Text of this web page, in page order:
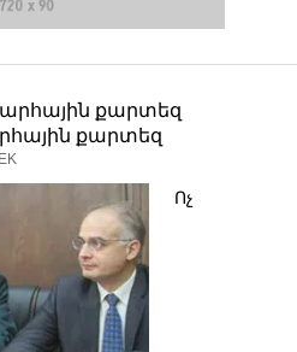
քարտեզ
քարտեզ
Ոչ